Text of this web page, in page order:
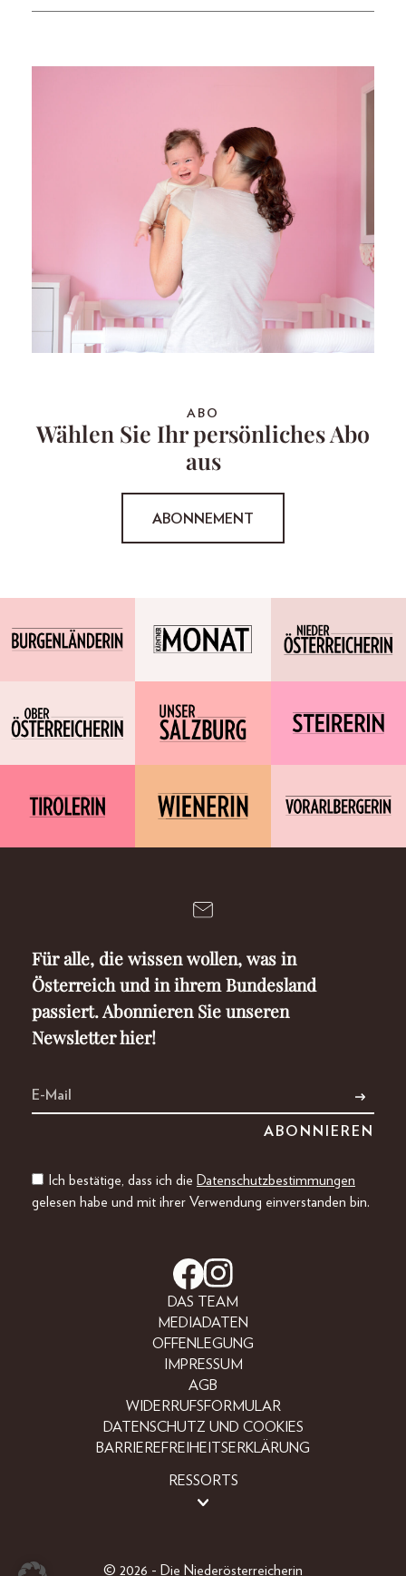
ABO
Wählen Sie Ihr persönliches Abo
aus
ABONNEMENT
Für alle, die wissen wollen, was in
Österreich und in ihrem Bundesland
passiert. Abonnieren Sie unseren
Newsletter hier!
Ich bestätige, dass ich die Datenschutzbestimmungen
gelesen habe und mit ihrer Verwendung einverstanden bin.
DAS TEAM
MEDIADATEN
OFFENLEGUNG
IMPRESSUM
AGB
WIDERRUFSFORMULAR
DATENSCHUTZ UND COOKIES
BARRIEREFREIHEITSERKLÄRUNG
RESSORTS
© 2026 - Die Niederösterreicherin